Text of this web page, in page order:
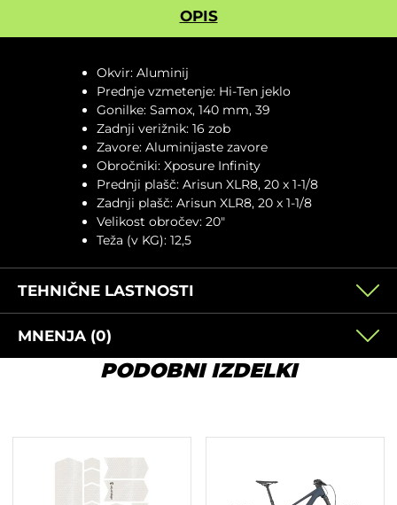
OPIS
Okvir: Aluminij
Prednje vzmetenje: Hi-Ten jeklo
Gonilke: Samox, 140 mm, 39
Zadnji verižnik: 16 zob
Zavore: Aluminijaste zavore
Obročniki: Xposure Infinity
Prednji plašč: Arisun XLR8, 20 x 1-1/8
Zadnji plašč: Arisun XLR8, 20 x 1-1/8
Velikost obročev: 20"
Teža (v KG): 12,5
TEHNIČNE LASTNOSTI
MNENJA (0)
PODOBNI IZDELKI